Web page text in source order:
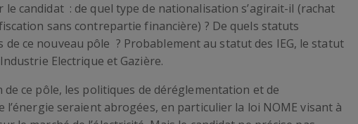
le candidat : de quel type de nationalisation s’agirait-il (rachat
sans contrepartie financière) ? De quels statuts
de ce nouveau pôle ? Probablement au statut des IEG, le statut
Electrique et Gazière.
ce pôle, les politiques de déréglementation et de
l’énergie seraient abrogées, en particulier la loi NOME visant à